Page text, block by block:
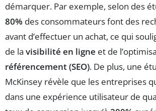
démarquer. Par exemple, selon des
80% des consommateurs font des
avant d’effectuer un achat, ce qui
de la visibilité en ligne et de
référencement (SEO). De plus, une
McKinsey révèle que les entreprises
dans une expérience utilisateur de